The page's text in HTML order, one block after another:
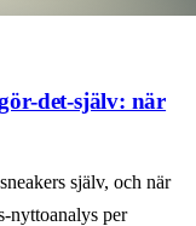
det-själv: när
själv, och när
nyttoanalys per